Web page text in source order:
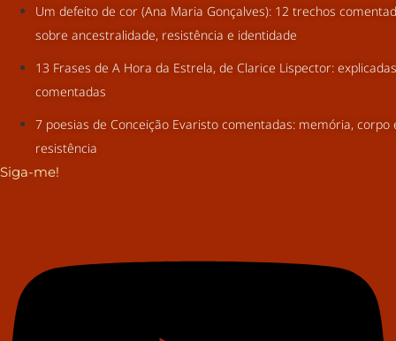
Um defeito de cor (Ana Maria Gonçalves): 12 trechos
sobre ancestralidade, resistência e identidade
13 Frases de A Hora da Estrela, de Clarice Lispector:
comentadas
7 poesias de Conceição Evaristo comentadas: memória, corpo
resistência
Siga-me!